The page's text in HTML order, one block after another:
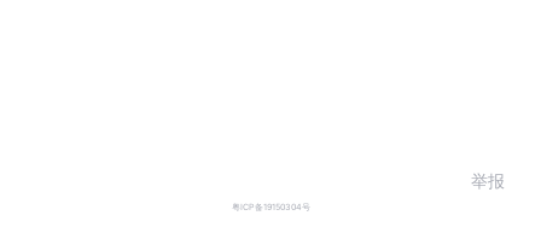
粤ICP备19150304号
举报